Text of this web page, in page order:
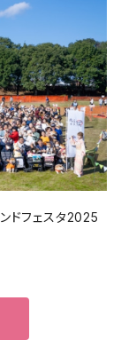
ドフェスタ2025